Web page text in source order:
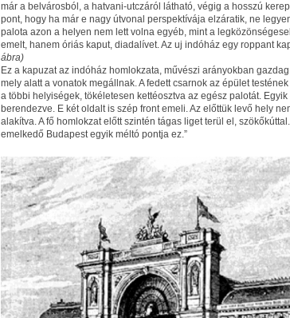
már a belvárosból, a hatvani-utczáról látható, végig a hosszú
pont, hogy ha már e nagy útvonal perspektívája elzáratik, ne
palota azon a helyen nem lett volna egyéb, mint a
emelt, hanem óriás kaput, diadalívet. Az uj indóház egy roppant
ábra)
Ez a kapuzat az indóház homlokzata, művészi arányokban
mely alatt a vonatok megállnak. A fedett csarnok az épület
a többi helyiségek, tökéletesen kettéosztva az egész palotát.
berendezve. E két oldalt is szép front emeli. Az előttük levő hely
alakítva. A fő homlokzat előtt szintén tágas liget terül el,
emelkedő Budapest egyik méltó pontja ez.”